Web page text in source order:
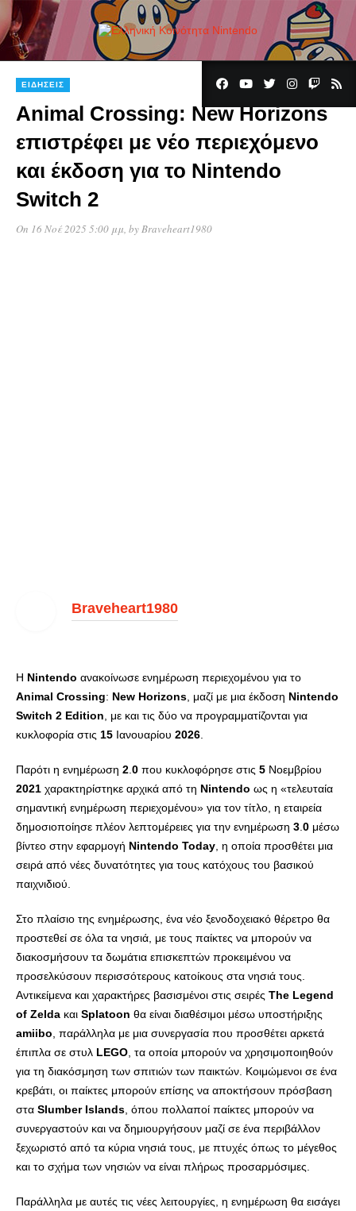
ΕΙΔΉΣΕΙΣ
Animal Crossing: New Horizons
επιστρέφει με νέο περιεχόμενο
και έκδοση για το Nintendo
Switch 2
On 16 Νοέ 2025 5:00 μμ, byBraveheart1980
Braveheart1980
Η Nintendo ανακοίνωσε ενημέρωση περιεχομένου για το
Animal Crossing: New Horizons , μαζί με μια έκδοση Nintendo
Switch 2 Edition , με και τις δύο να προγραμματίζονται για
κυκλοφορία στις 15 Ιανουαρίου 2026
Παρότι η ενημέρωση 2 0 που κυκλοφόρησε στις 5 Νοεμβρίου
2021 χαρακτηρίστηκε αρχικά από τη Nintendo ως η «τελευταία
σημαντική ενημέρωση περιεχομένου» για τον τίτλο, η εταιρεία
δημοσιοποίησε πλέον λεπτομέρειες για την ενημέρωση 3 0 μέσω
βίντεο στην εφαρμογή Nintendo Today , η οποία προσθέτει μια
σειρά από νέες δυνατότητες για τους κατόχους του βασικού
παιχνιδιού.
Στο πλαίσιο της ενημέρωσης, ένα νέο ξενοδοχειακό θέρετρο θα
προστεθεί σε όλα τα νησιά, με τους παίκτες να μπορούν να
διακοσμήσουν τα δωμάτια επισκεπτών προκειμένου να
προσελκύσουν περισσότερους κατοίκους στα νησιά τους.
Αντικείμενα και χαρακτήρες βασισμένοι στις σειρές The Legend
of Zelda και Splatoon θα είναι διαθέσιμοι μέσω υποστήριξης
amiibo , παράλληλα με μια συνεργασία που προσθέτει αρκετά
έπιπλα σε στυλ LEGO , τα οποία μπορούν να χρησιμοποιηθούν
για τη διακόσμηση των σπιτιών των παικτών. Κοιμώμενοι σε ένα
κρεβάτι, οι παίκτες μπορούν επίσης να αποκτήσουν πρόσβαση
στα Slumber Islands , όπου πολλαποί παίκτες μπορούν να
συνεργαστούν και να δημιουργήσουν μαζί σε ένα περιβάλλον
ξεχωριστό από τα κύρια νησιά τους, με πτυχές όπως το μέγεθος
και το σχήμα των νησιών να είναι πλήρως προσαρμόσιμες.
Παράλληλα με αυτές τις νέες λειτουργίες, η ενημέρωση θα εισάγει